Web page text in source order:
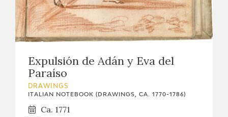
Expulsión de Adán y Eva del
Paraíso
DRAWINGS
ITALIAN NOTEBOOK (DRAWINGS, CA. 1770-1786)
Ca. 1771